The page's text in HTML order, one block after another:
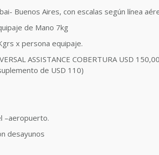
Buenos Aires, con escalas según línea
de Mano 7kg
x persona equipaje.
ASSISTANCE COBERTURA USD
de USD 110)
–aeropuerto.
desayunos